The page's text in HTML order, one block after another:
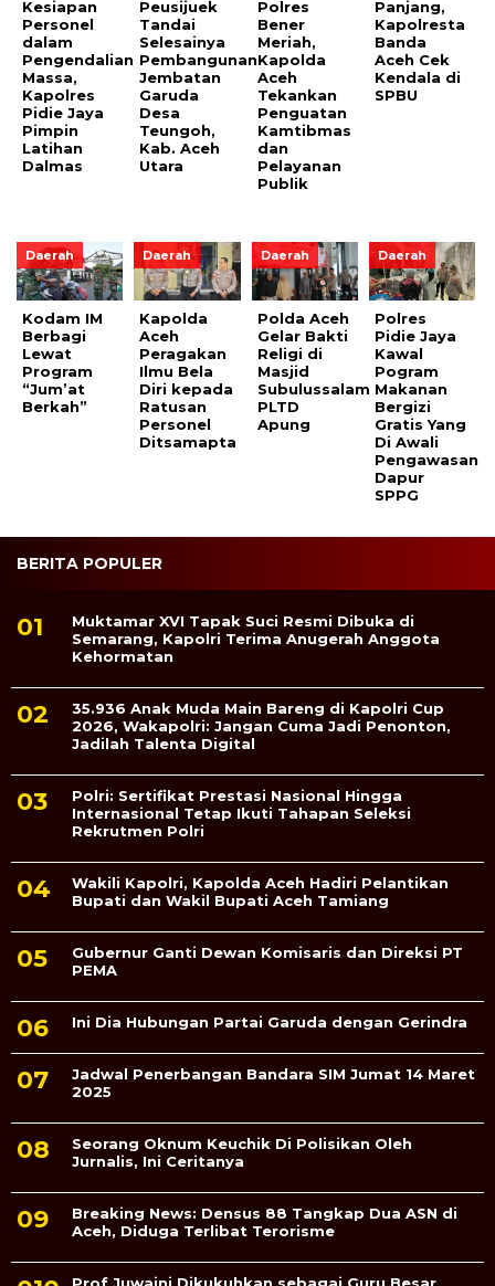
Kesiapan
Personel
dalam
Pengendalian
Massa,
Kapolres
Pidie Jaya
Pimpin
Latihan
Dalmas
Peusijuek
Tandai
Selesainya
Pembangunan
Jembatan
Garuda
Desa
Teungoh,
Kab. Aceh
Utara
Polres
Bener
Meriah,
Kapolda
Aceh
Tekankan
Penguatan
Kamtibmas
dan
Pelayanan
Publik
Panjang,
Kapolresta
Banda
Aceh Cek
Kendala di
SPBU
Daerah
Kodam IM
Berbagi
Lewat
Program
“Jum’at
Berkah”
Daerah
Kapolda
Aceh
Peragakan
Ilmu Bela
Diri kepada
Ratusan
Personel
Ditsamapta
Daerah
Polda Aceh
Gelar Bakti
Religi di
Masjid
Subulussalam
PLTD
Apung
Daerah
Polres
Pidie Jaya
Kawal
Pogram
Makanan
Bergizi
Gratis Yang
Di Awali
Pengawasan
Dapur
SPPG
BERITA POPULER
Muktamar XVI Tapak Suci Resmi Dibuka di
Semarang, Kapolri Terima Anugerah Anggota
Kehormatan
35.936 Anak Muda Main Bareng di Kapolri Cup
2026, Wakapolri: Jangan Cuma Jadi Penonton,
Jadilah Talenta Digital
Polri: Sertifikat Prestasi Nasional Hingga
Internasional Tetap Ikuti Tahapan Seleksi
Rekrutmen Polri
Wakili Kapolri, Kapolda Aceh Hadiri Pelantikan
Bupati dan Wakil Bupati Aceh Tamiang
Gubernur Ganti Dewan Komisaris dan Direksi PT
PEMA
Ini Dia Hubungan Partai Garuda dengan Gerindra
Jadwal Penerbangan Bandara SIM Jumat 14 Maret
2025
Seorang Oknum Keuchik Di Polisikan Oleh
Jurnalis, Ini Ceritanya
Breaking News: Densus 88 Tangkap Dua ASN di
Aceh, Diduga Terlibat Terorisme
Prof Juwaini Dikukuhkan sebagai Guru Besar